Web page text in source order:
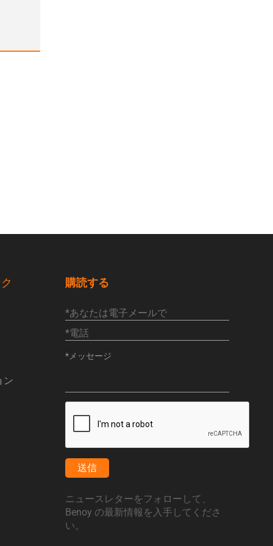
ン
購読する
送信
ニュースレターをフォローして、
Benoy の最新情報を入手してくださ
い。